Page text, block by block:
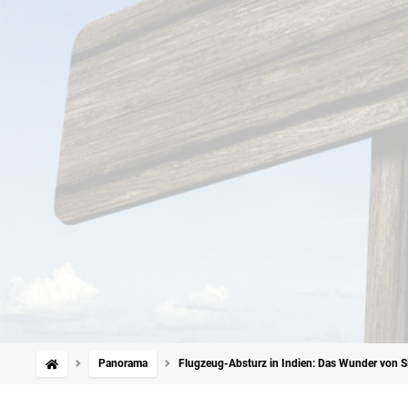
Panorama Flugzeug-Absturz in Indien: Das Wunder von